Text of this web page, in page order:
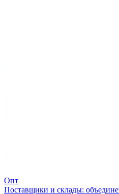
Опт
Поставщики и склады: